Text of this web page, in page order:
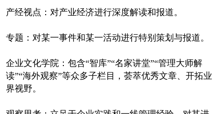
产经视点：对产业经济进行深度解读和报道。
专题：对某一事件和某一活动进行特别策划与报道。
企业文化学院：包含“智库”“名家讲堂”“管理大师解
读”“海外观察”等众多子栏目，荟萃优秀文章、开拓业
界视野。